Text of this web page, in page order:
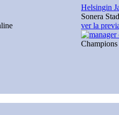
Helsingin
Sonera
ver la